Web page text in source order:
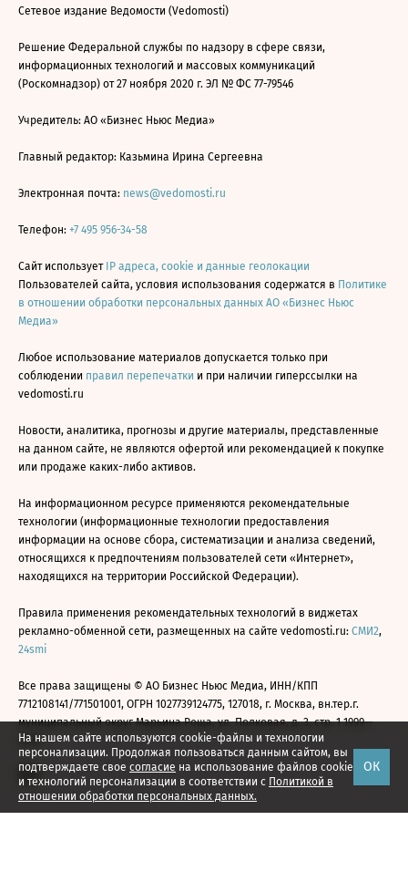
На нашем сайте используются cookie-файлы и технологии
персонализации. Продолжая пользоваться данным сайтом, вы
подтверждаете свое согласие на использование файлов cookie
и технологий персонализации в соответствии с Политикой в
отношении обработки персональных данных.
ОК
Сетевое издание Ведомости (Vedomosti)
Решение Федеральной службы по надзору в сфере связи,
информационных технологий и массовых коммуникаций
(Роскомнадзор) от 27 ноября 2020 г. ЭЛ № ФС 77-79546
Учредитель: АО «Бизнес Ньюс Медиа»
Главный редактор: Казьмина Ирина Сергеевна
Электронная почта: news@vedomosti.ru
Телефон: +7 495 956-34-58
Сайт использует IP адреса, cookie и данные геолокации
Пользователей сайта, условия использования содержатся в Политике
в отношении обработки персональных данных АО «Бизнес Ньюс
Медиа»
Любое использование материалов допускается только при
соблюдении правил перепечатки и при наличии гиперссылки на
vedomosti.ru
Новости, аналитика, прогнозы и другие материалы, представленные
на данном сайте, не являются офертой или рекомендацией к покупке
или продаже каких-либо активов.
На информационном ресурсе применяются рекомендательные
технологии (информационные технологии предоставления
информации на основе сбора, систематизации и анализа сведений,
относящихся к предпочтениям пользователей сети «Интернет»,
находящихся на территории Российской Федерации).
Правила применения рекомендательных технологий в виджетах
рекламно-обменной сети, размещенных на сайте vedomosti.ru: СМИ2,
24smi
Все права защищены © АО Бизнес Ньюс Медиа, ИНН/КПП
7712108141/771501001, ОГРН 1027739124775, 127018, г. Москва, вн.тер.г.
муниципальный округ Марьина Роща, ул. Полковая, д. 3, стр. 1 1999—
2026